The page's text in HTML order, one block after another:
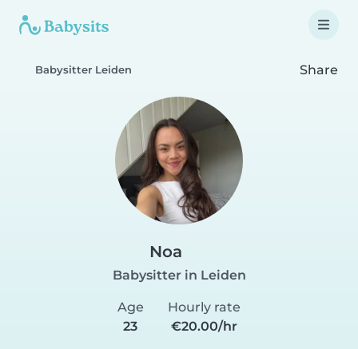
Babysitter Leiden Share
Noa
Babysitter in Leiden
Age
23
Hourly rate
€20.00/hr